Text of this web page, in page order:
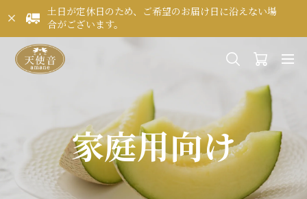
土日が定休日のため、ご希望のお届け日に沿えない場
合がございます。
家庭用向け